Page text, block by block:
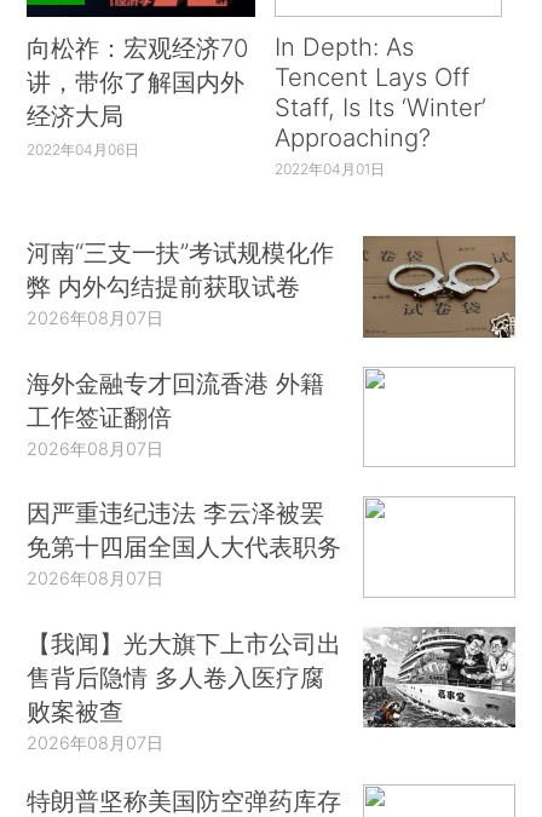
向松祚：宏观经济70
讲，带你了解国内外
经济大局
2022年04月06日
In Depth: As
Tencent Lays Off
Staff, Is Its ‘Winter’
Approaching?
2022年04月01日
河南“三支一扶”考试规模化作
弊 内外勾结提前获取试卷
2026年08月07日
海外金融专才回流香港 外籍
工作签证翻倍
2026年08月07日
因严重违纪违法 李云泽被罢
免第十四届全国人大代表职务
2026年08月07日
【我闻】光大旗下上市公司出
售背后隐情 多人卷入医疗腐
败案被查
2026年08月07日
特朗普坚称美国防空弹药库存